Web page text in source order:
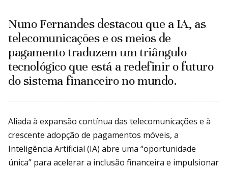
Nuno Fernandes destacou que a IA, as
telecomunicações e os meios de
pagamento traduzem um triângulo
tecnológico que está a redefinir o futuro
do sistema financeiro no mundo.
Aliada à expansão contínua das telecomunicações e à
crescente adopção de pagamentos móveis, a
Inteligência Artificial (IA) abre uma “oportunidade
única” para acelerar a inclusão financeira e impulsionar